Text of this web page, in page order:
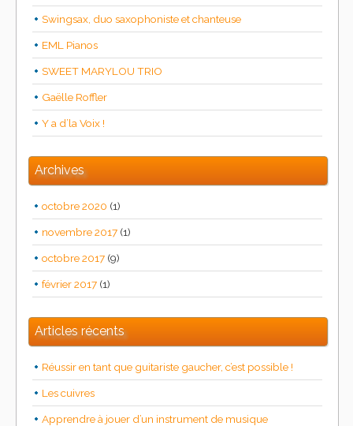
Swingsax, duo saxophoniste et chanteuse
EML Pianos
SWEET MARYLOU TRIO
Gaëlle Roffler
Y a d’la Voix !
Archives
octobre 2020 (1)
novembre 2017 (1)
octobre 2017 (9)
février 2017 (1)
Articles récents
Réussir en tant que guitariste gaucher, c’est possible !
Les cuivres
Apprendre à jouer d’un instrument de musique